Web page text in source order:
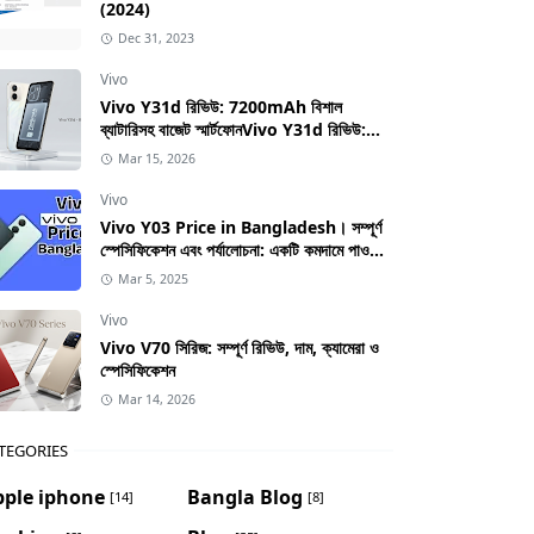
(2024)
Dec 31, 2023
Vivo
Vivo Y31d রিভিউ: 7200mAh বিশাল
ব্যাটারিসহ বাজেট স্মার্টফোনVivo Y31d রিভিউ:
7200mAh বিশাল ব্যাটারিসহ বাজেট স্মার্টফোন
Mar 15, 2026
Vivo
Vivo Y03 Price in Bangladesh। সম্পূর্ণ
স্পেসিফিকেশন এবং পর্যালোচনা: একটি কমদামে পাওয়া
স্মার্টফোনের সম্পূর্ণ গাইড
Mar 5, 2025
Vivo
Vivo V70 সিরিজ: সম্পূর্ণ রিভিউ, দাম, ক্যামেরা ও
স্পেসিফিকেশন
Mar 14, 2026
iphone [14] Bangla Blog [8]